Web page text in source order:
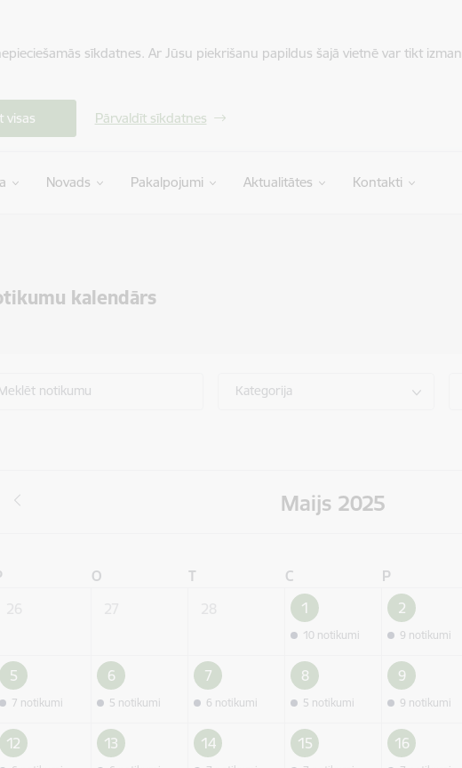
sīkdatnes. Ar Jūsu piekrišanu papildus šajā vietnē var tikt
visas Pārvaldīt sīkdatnes
Novads Pakalpojumi Aktualitātes Kontakti
kalendārs
notikumu Kategorija
Maijs 2025
O T C P
1
10 notikumi
2
9 notikumi
5
7 notikumi
6
5 notikumi
7
6 notikumi
8
5 notikumi
9
9 notikumi
12 13 14 15 16